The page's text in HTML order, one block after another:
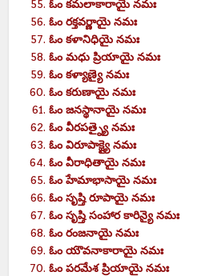
ఓం కమలాకారాయై నమః
ఓం రక్తవర్ణాయై నమః
ఓం కళానిధియై నమః
ఓం మధు ప్రియాయై నమః
ఓం కళ్యాణ్యై నమః
ఓం కరుణాయై నమః
ఓం జనస్థానాయై నమః
ఓం వీరపత్న్యై నమః
ఓం విరూపాక్ష్యై నమః
ఓం వీరాధితాయై నమః
ఓం హేమాభాసాయై నమః
ఓం సృష్తి రూపాయై నమః
ఓం సృష్తి సంహార కారిన్యై నమః
ఓం రంజనాయై నమః
ఓం యౌవనాకారాయై నమః
ఓం పరమేశ ప్రియాయై నమః